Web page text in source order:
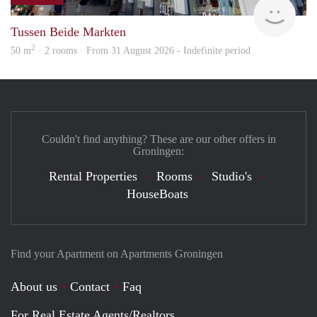
Tussen Beide Markten
50 m2 · 2 rooms · From 31 August 2026 - Indefinite period
Find your Apartment on Apartments Groningen
About us Contact
Faq
Couldn't find anything? These are our other offers in
Groningen:
Rental Properties Rooms
Studio's
HouseBoats